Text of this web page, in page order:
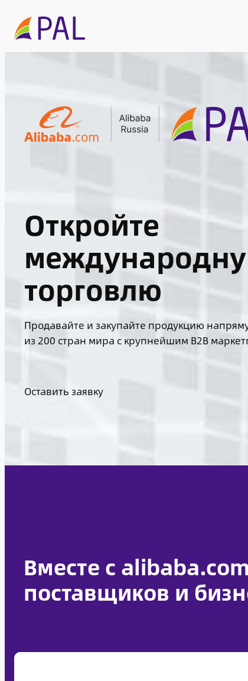
содержимому
Откройте
торговлю
Продавайте и закупайте продукцию
из 200 стран мира с крупнейшим B2B
Оставить заявку
Вместе с
поставщиков и